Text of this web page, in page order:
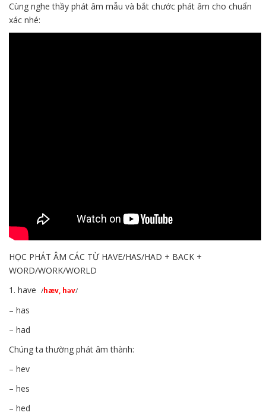
Cùng nghe thầy phát âm mẫu và bắt chước phát âm cho chuẩn
xác nhé:
HỌC PHÁT ÂM CÁC TỪ HAVE/HAS/HAD + BACK +
WORD/WORK/WORLD
1. have /hæv, həv/
– has
– had
Chúng ta thường phát âm thành:
– hev
– hes
– hed